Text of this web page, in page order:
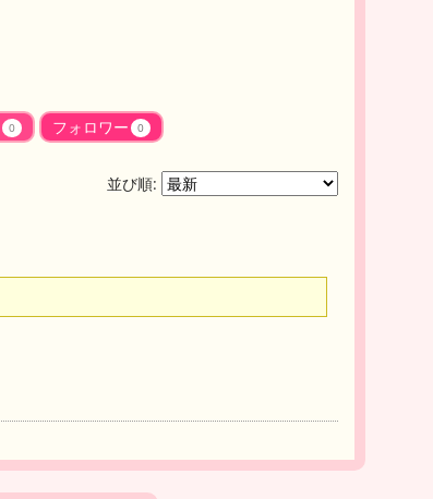
0 フォロワー 0
並び順: